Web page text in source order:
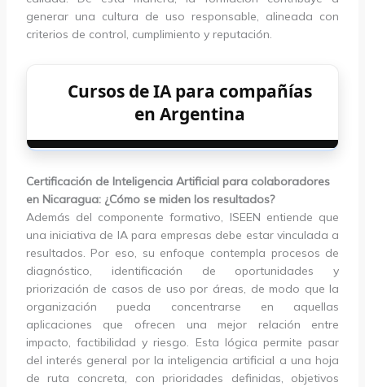
generar una cultura de uso responsable, alineada con
criterios de control, cumplimiento y reputación.
Cursos de IA para compañías
en Argentina
Certificación de Inteligencia Artificial para colaboradores
en Nicaragua: ¿Cómo se miden los resultados?
Además del componente formativo, ISEEN entiende que
una iniciativa de IA para empresas debe estar vinculada a
resultados. Por eso, su enfoque contempla procesos de
diagnóstico, identificación de oportunidades y
priorización de casos de uso por áreas, de modo que la
organización pueda concentrarse en aquellas
aplicaciones que ofrecen una mejor relación entre
impacto, factibilidad y riesgo. Esta lógica permite pasar
del interés general por la inteligencia artificial a una hoja
de ruta concreta, con prioridades definidas, objetivos